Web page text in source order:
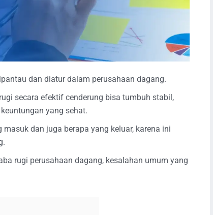
dan diatur dalam perusahaan dagang.
secara efektif cenderung bisa tumbuh stabil,
yang sehat.
dan juga berapa yang keluar, karena ini
rugi perusahaan dagang, kesalahan umum yang